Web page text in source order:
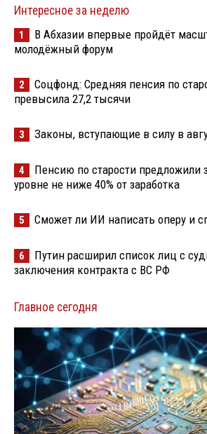
Интересное за неделю
1
В Абхазии впервые пройдёт
молодёжный форум
2
Соцфонд: Средняя пенсия по
превысила 27,2 тысячи
3 Законы, вступающие в силу в
4
Пенсию по старости предложили
уровне не ниже 40% от заработка
5 Сможет ли ИИ написать оперу и
6
Путин расширил список лиц с
заключения контракта с ВС РФ
Главное сегодня